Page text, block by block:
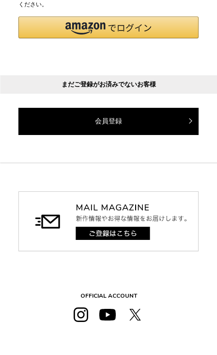
ください。
まだご登録がお済みでないお客様
会員登録
OFFICIAL ACCOUNT